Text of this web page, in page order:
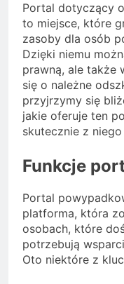
Portal dotyczący
to miejsce, które
zasoby dla osób
Dzięki niemu
prawną, ale także
się o należne
przyjrzymy się
jakie oferuje ten
skutecznie z
Funkcje
Portal
platforma, która
osobach, które
potrzebują
Oto niektóre z